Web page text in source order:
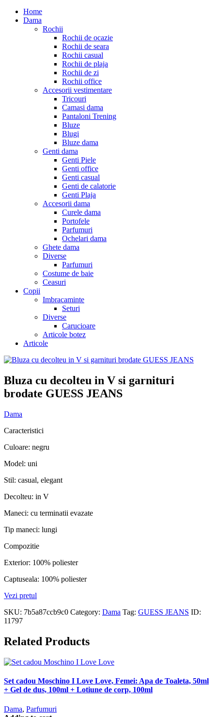
Home
Dama
Rochii
Rochii de ocazie
Rochii de seara
Rochii casual
Rochii de plaja
Rochii de zi
Rochii office
Accesorii vestimentare
Tricouri
Camasi dama
Pantaloni Trening
Bluze
Blugi
Bluze dama
Genti dama
Genti Piele
Genti office
Genti casual
Genti de calatorie
Genti Plaja
Accesorii dama
Curele dama
Portofele
Parfumuri
Ochelari dama
Ghete dama
Diverse
Parfumuri
Costume de baie
Ceasuri
Copii
Imbracaminte
Seturi
Diverse
Carucioare
Articole botez
Articole
Bluza cu decolteu in V si garnituri
brodate GUESS JEANS
Dama
Caracteristici
Culoare: negru
Model: uni
Stil: casual, elegant
Decolteu: in V
Maneci: cu terminatii evazate
Tip maneci: lungi
Compozitie
Exterior: 100% poliester
Captuseala: 100% poliester
Vezi pretul
SKU: 7b5a87ccb9c0 Category: Dama Tag: GUESS JEANS ID:
11797
Related Products
Set cadou Moschino I Love Love, Femei: Apa de Toaleta, 50ml
+ Gel de dus, 100ml + Lotiune de corp, 100ml
Dama, Parfumuri